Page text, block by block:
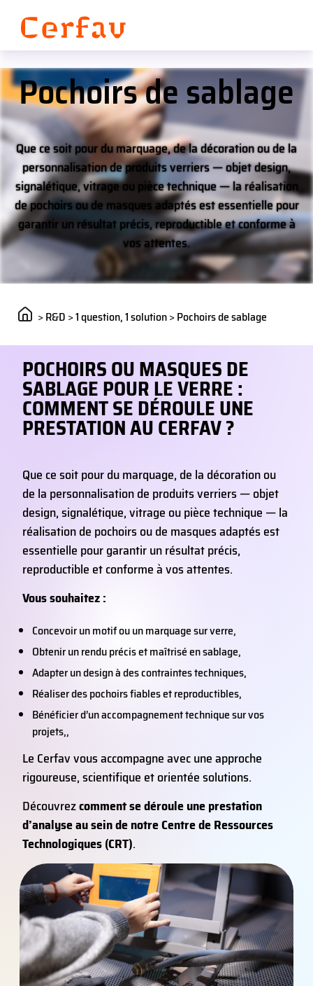
Pochoirs de sablage
Que ce soit pour du marquage, de la décoration ou de la
personnalisation de produits verriers — objet design,
signalétique, vitrage ou pièce technique — la réalisation
de pochoirs ou de masques adaptés est essentielle pour
garantir un résultat précis, reproductible et conforme à
vos attentes.
>R&D >1 question, 1 solution>Pochoirs de sablage
POCHOIRS OU MASQUES DE
SABLAGE POUR LE VERRE :
COMMENT SE DÉROULE UNE
PRESTATION AU CERFAV ?
Que ce soit pour du marquage, de la décoration ou
de la personnalisation de produits verriers — objet
design, signalétique, vitrage ou pièce technique — la
réalisation de pochoirs ou de masques adaptés est
essentielle pour garantir un résultat précis,
reproductible et conforme à vos attentes.
Vous souhaitez :
Concevoir un motif ou un marquage sur verre,
Obtenir un rendu précis et maîtrisé en sablage,
Adapter un design à des contraintes techniques,
Réaliser des pochoirs fiables et reproductibles,
Bénéficier d’un accompagnement technique sur vos
projets,,
Le Cerfav vous accompagne avec une approche
rigoureuse, scientifique et orientée solutions.
Découvrezcomment se déroule une prestation
d’analyse au sein de notre Centre de Ressources
Technologiques (CRT).